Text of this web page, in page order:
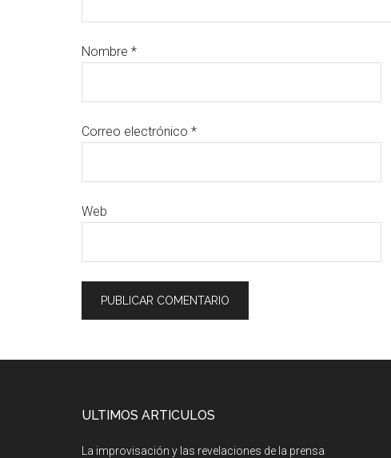
Nombre *
Correo electrónico *
Web
ULTIMOS ARTICULOS
La improvisación y las revelaciones de la prensa